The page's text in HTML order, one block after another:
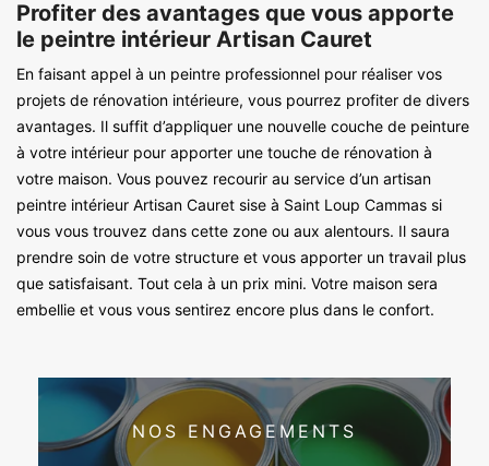
Profiter des avantages que vous apporte
le peintre intérieur Artisan Cauret
En faisant appel à un peintre professionnel pour réaliser vos
projets de rénovation intérieure, vous pourrez profiter de divers
avantages. Il suffit d’appliquer une nouvelle couche de peinture
à votre intérieur pour apporter une touche de rénovation à
votre maison. Vous pouvez recourir au service d’un artisan
peintre intérieur Artisan Cauret sise à Saint Loup Cammas si
vous vous trouvez dans cette zone ou aux alentours. Il saura
prendre soin de votre structure et vous apporter un travail plus
que satisfaisant. Tout cela à un prix mini. Votre maison sera
embellie et vous vous sentirez encore plus dans le confort.
NOS ENGAGEMENTS